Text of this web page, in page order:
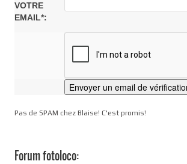
VOTRE
EMAIL*:
Pas de SPAM chez Blaise! C'est promis!
Forum fotoloco: